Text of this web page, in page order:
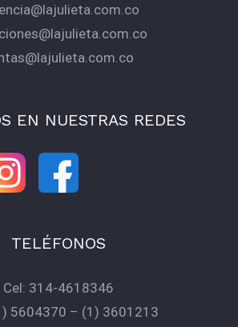
EN NUESTRAS REDES
TELÉFONOS
Cel: 314-4618346
5604370 – (1) 3601213